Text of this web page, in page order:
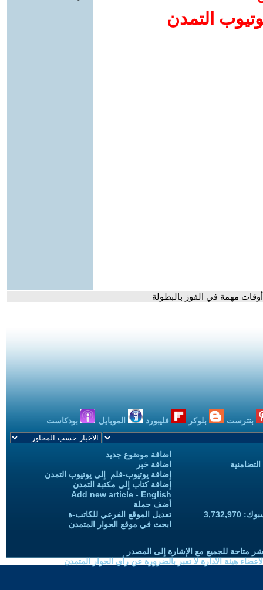
التمدن
مهمة في الفوز بالبطولة
بنترست بلوكر فليبورد الموبايل بودكاست
اضافة موضوع جديد
اضافة خبر
إضافة يوتيوب-فلم إلى يوتيوب التمدن
إضافة كتاب إلى مكتبة التمدن
Add new article - English
أضف حملة
تعديل الموقع الفرعي للكاتب-ة
ابحث في موقع الحوار المتمدن
متاحة للجميع مع الإشارة إلى المصدر
هيئة الادارة لا تعبر بالضرورة عن رأي الحوار المتمدن